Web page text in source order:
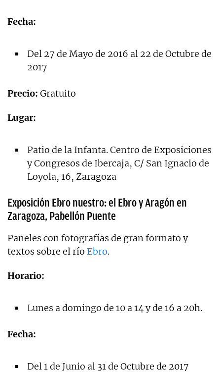
Fecha:
Del 27 de Mayo de 2016 al 22 de Octubre de
2017
Precio: Gratuito
Lugar:
Patio de la Infanta. Centro de Exposiciones
y Congresos de Ibercaja, C/ San Ignacio de
Loyola, 16, Zaragoza
Exposición Ebro nuestro: el Ebro y Aragón en
Zaragoza, Pabellón Puente
Paneles con fotografías de gran formato y
textos sobre el río Ebro.
Horario:
Lunes a domingo de 10 a 14 y de 16 a 20h.
Fecha:
Del 1 de Junio al 31 de Octubre de 2017